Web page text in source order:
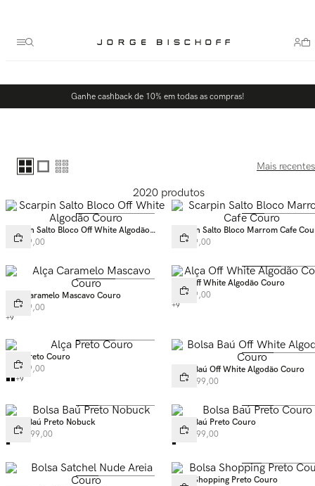
Ganhe cashback de 10% em todas as compras!
Mais recentes
2020 produtos
Scarpin Salto Bloco Off White Algodão
Couro
R$ 449,00
Scarpin Salto Bloco Marrom Cafe
R$ 449,00
Alça Caramelo Mascavo Couro
R$ 289,00
+9
Alça Off White Algodão Couro
R$ 289,00
+9
Alça Preto Couro
R$ 289,00
+9
Bolsa Baú Off White Algodão Couro
R$ 1 299,00
Bolsa Baú Preto Nobuck
R$ 1 499,00
Bolsa Baú Preto Couro
R$ 1 299,00
Bolsa Shopping Preto Couro